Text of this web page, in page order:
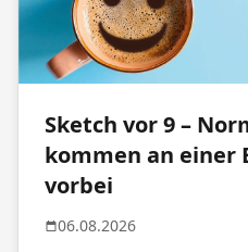
Sketch vor 9 –
kommen an einer
vorbei
06.08.2026